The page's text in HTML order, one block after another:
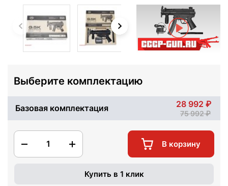
Выберите комплектацию
Базовая комплектация 28 992
75 992
1 В корзину
Купить в 1 клик